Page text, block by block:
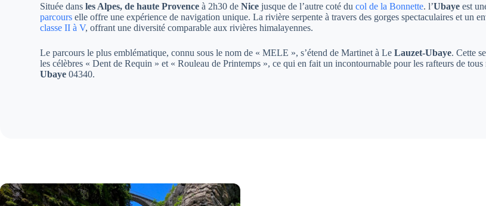
Située dans les Alpes, de haute Provenceà 2h30 deNice jusque de l’autre coté ducol de la Bonnette. l’Ubaye est
parcours elle offre une expérience de navigation unique. La rivière serpente à travers des gorges spectaculaires et un
classe II à V, offrant une diversité comparable aux rivières himalayennes.
Le parcours le plus emblématique, connu sous le nom de « MELE », s’étend de Martinet à LeLauzet-Ubaye. Cette
les célèbres « Dent de Requin » et « Rouleau de Printemps », ce qui en fait un incontournable pour les rafteurs de
Ubaye 04340.